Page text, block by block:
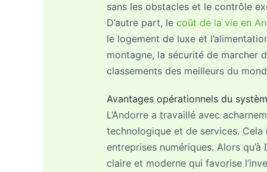
sans les obstacles et le contrôle
D’autre part, le coût de la vie en
le logement de luxe et
montagne, la sécurité de marcher
classements des meilleurs du
Avantages opérationnels du
L’Andorre a travaillé avec
technologique et de services.
entreprises numériques. Alors
claire et moderne qui favorise